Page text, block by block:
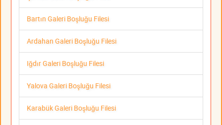
Bartın Galeri Boşluğu Filesi
Ardahan Galeri Boşluğu Filesi
Iğdır Galeri Boşluğu Filesi
Yalova Galeri Boşluğu Filesi
Karabük Galeri Boşluğu Filesi